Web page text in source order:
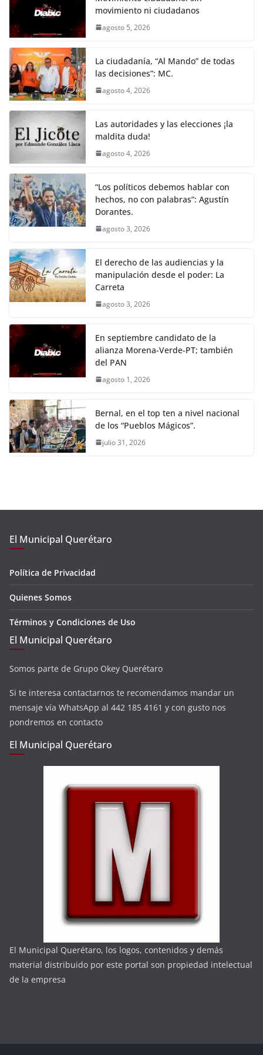
movimiento ni ciudadanos
agosto 5, 2026
La ciudadanía, “Al Mando” de todas
las decisiones”: MC.
agosto 4, 2026
Las autoridades y las elecciones ¡la
maldita duda!
agosto 4, 2026
“Los políticos debemos hablar con
hechos, no con palabras”: Agustín
Dorantes.
agosto 3, 2026
El derecho de las audiencias y la
manipulación desde el poder: La
Carreta
agosto 3, 2026
En septiembre candidato de la
alianza Morena-Verde-PT; también
del PAN
agosto 1, 2026
Bernal, en el top ten a nivel nacional
de los “Pueblos Mágicos”.
julio 31, 2026
El Municipal Querétaro
Política de Privacidad
Quienes Somos
Términos y Condiciones de Uso
El Municipal Querétaro
Somos parte de Grupo Okey Querétaro
Si te interesa contactarnos te recomendamos mandar un
mensaje vía WhatsApp al 442 185 4161 y con gusto nos
pondremos en contacto
El Municipal Querétaro
El Municipal Querétaro, los logos, contenidos y demás
material distribuido por este portal son propiedad intelectual
de la empresa